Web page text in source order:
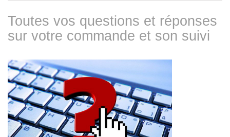
Toutes vos questions et réponses
sur votre commande et son suivi